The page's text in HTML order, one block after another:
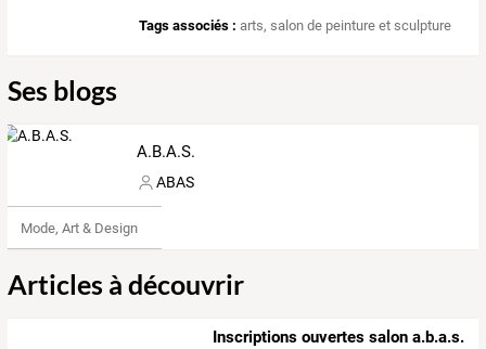
Tags associés : arts,salon de peinture et sculpture
Ses blogs
A.B.A.S.
ABAS
Mode, Art & Design
Articles à découvrir
Inscriptions ouvertes salon a.b.a.s.